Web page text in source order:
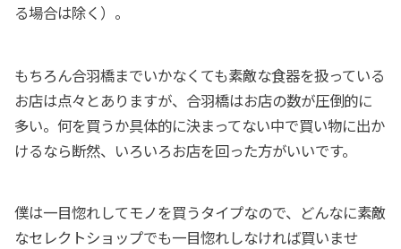
る場合は除く）。
もちろん合羽橋までいかなくても素敵な食器を扱っている
お店は点々とありますが、合羽橋はお店の数が圧倒的に
多い。何を買うか具体的に決まってない中で買い物に出か
けるなら断然、いろいろお店を回った方がいいです。
僕は一目惚れしてモノを買うタイプなので、どんなに素敵
なセレクトショップでも一目惚れしなければ買いませ